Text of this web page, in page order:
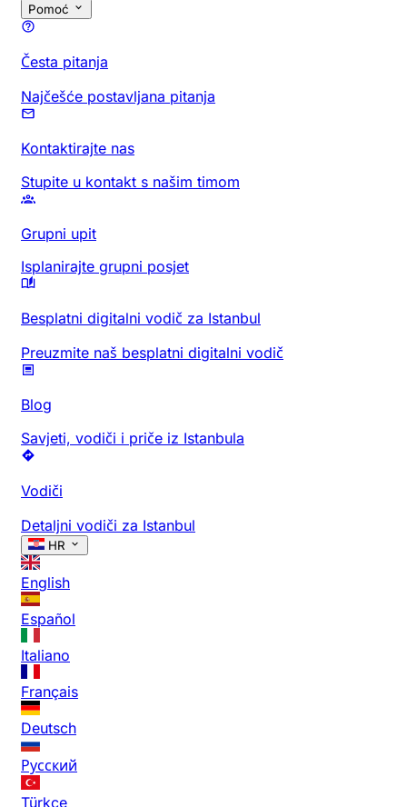
Pomoć
Česta pitanja
Najčešće postavljana pitanja
Kontaktirajte nas
Stupite u kontakt s našim timom
Grupni upit
Isplanirajte grupni posjet
Besplatni digitalni vodič za Istanbul
Preuzmite naš besplatni digitalni vodič
Blog
Savjeti, vodiči i priče iz Istanbula
Vodiči
Detaljni vodiči za Istanbul
HR
English
Español
Italiano
Français
Deutsch
Русский
Türkçe